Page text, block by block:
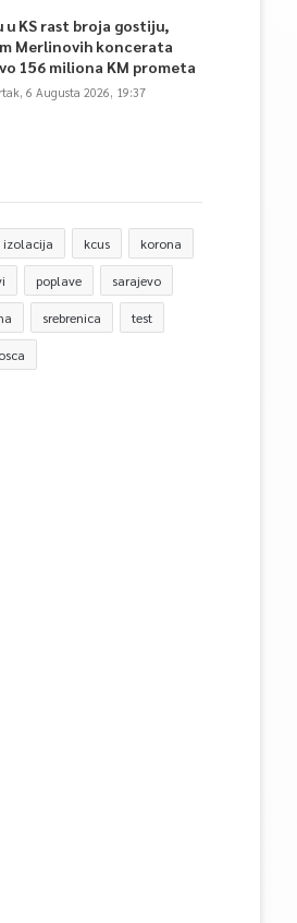
u KS rast broja gostiju,
Merlinovih koncerata
156 miliona KM prometa
6 Augusta 2026, 19:37
izolacija kcus korona
poplave sarajevo
srebrenica test